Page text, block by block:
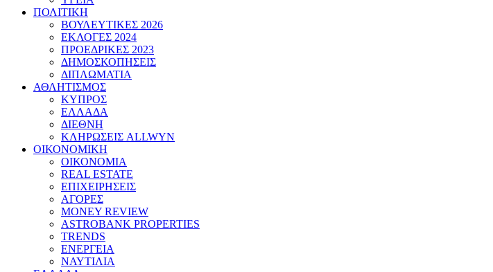
ΠΟΛΙΤΙΚΗ
ΒΟΥΛΕΥΤΙΚΕΣ 2026
ΕΚΛΟΓΕΣ 2024
ΠΡΟΕΔΡΙΚΕΣ 2023
ΔΗΜΟΣΚΟΠΗΣΕΙΣ
ΔΙΠΛΩΜΑΤΙΑ
ΑΘΛΗΤΙΣΜΟΣ
ΚΥΠΡΟΣ
ΕΛΛΑΔΑ
ΔΙΕΘΝΗ
ΚΛΗΡΩΣΕΙΣ ALLWYN
ΟΙΚΟΝΟΜΙΚΗ
ΟΙΚΟΝΟΜΙΑ
REAL ESTATE
ΕΠΙΧΕΙΡΗΣΕΙΣ
ΑΓΟΡΕΣ
MONEY REVIEW
ASTROBANK PROPERTIES
TRENDS
ΕΝΕΡΓΕΙΑ
ΝΑΥΤΙΛΙΑ